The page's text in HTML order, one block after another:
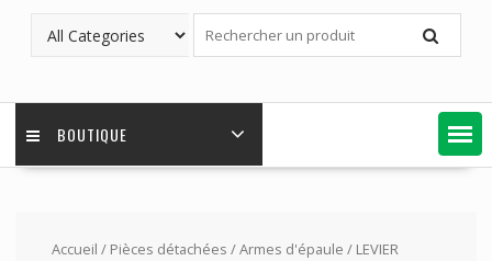
BOUTIQUE
Accueil / Pièces détachées /Armes d'épaule / LEVIER